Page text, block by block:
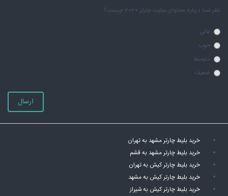
نظر شما درباره محتوای سایت چارتر 2020 چیست؟
عالی
خوب
متوسط
ضعیف
ارسال
خرید بلیط چارتر مشهد به تهران
خرید بلیط چارتر مشهد به قشم
خرید بلیط چارتر کیش به تهران
خرید بلیط چارتر کیش به مشهد
خرید بلیط چارتر کیش به شیراز